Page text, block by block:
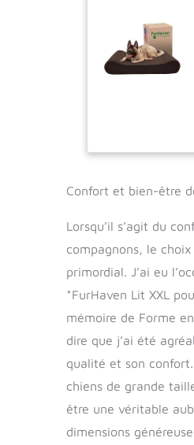
Confort et bien-être
Lorsqu’il s’agit du
compagnons, le
primordial. J’ai eu
*FurHaven Lit XXL
mémoire de Forme
dire que j’ai été
qualité et son
chiens de grande
être une véritable
dimensions